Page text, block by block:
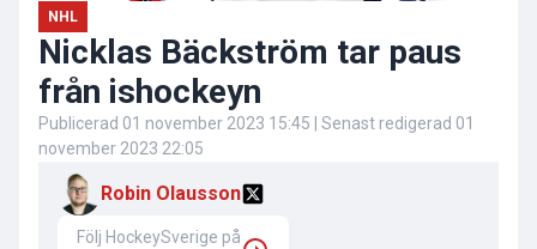
NHL
Nicklas Bäckström tar paus
från ishockeyn
Publicerad 01 november 2023 15:45 | Senast redigerad 01
november 2023 22:05
Robin Olausson
Följ HockeySverige på